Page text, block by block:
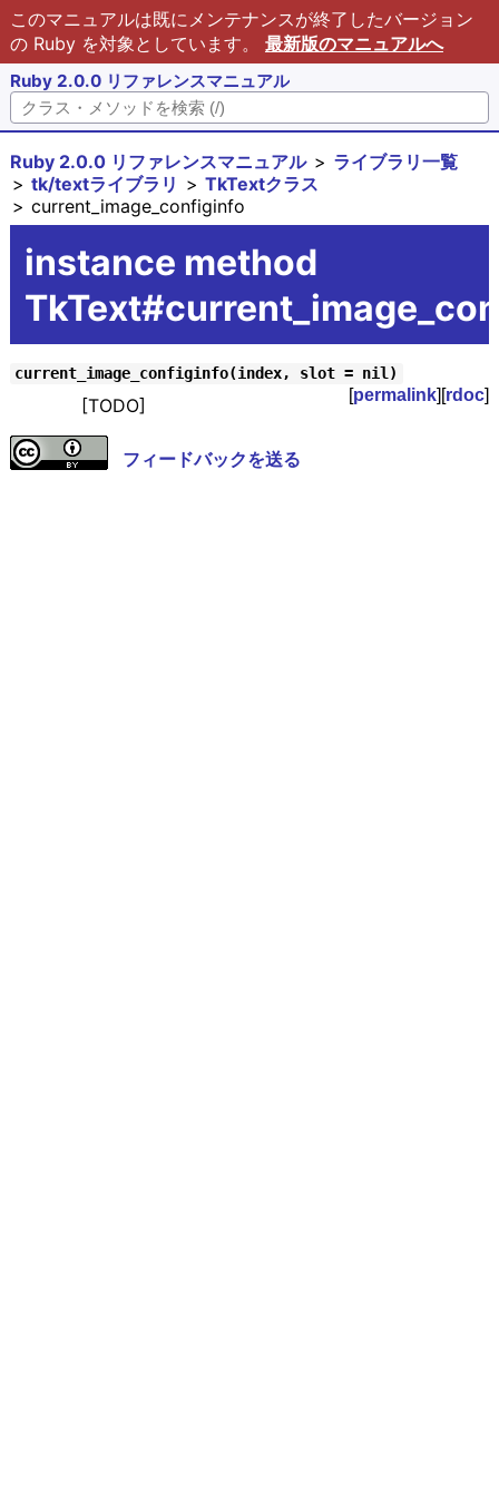
このマニュアルは既にメンテナンスが終了したバージョン
の Ruby を対象としています。 最新版のマニュアルへ
Ruby 2.0.0 リファレンスマニュアル
Ruby 2.0.0 リファレンスマニュアル
ライブラリ一覧
tk/textライブラリ
TkTextクラス
current_image_configinfo
instance method
current_image_configinfo(index, slot = nil)
[permalink][rdoc]
[TODO]
フィードバックを送る